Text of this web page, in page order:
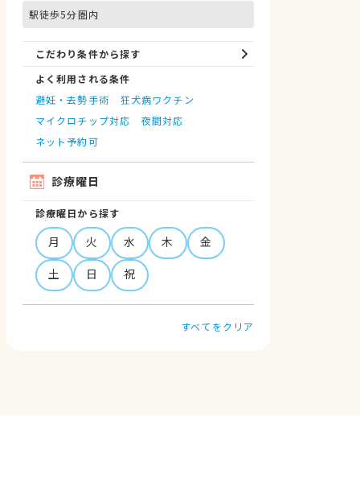
駅徒歩5分圏内
こだわり条件から探す
よく利用される条件
避妊・去勢手術
狂犬病ワクチン
マイクロチップ対応
夜間対応
ネット予約可
診療曜日
診療曜日から探す
月 火 水 木
金
土
日 祝
すべてをクリア